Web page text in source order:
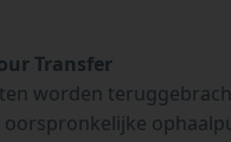
Transfer
worden
oorspronkelijke